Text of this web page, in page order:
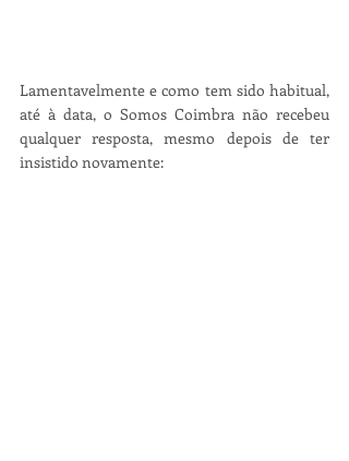
Lamentavelmente e como tem sido habitual,
até à data, o Somos Coimbra não recebeu
qualquer resposta, mesmo depois de ter
insistido novamente: